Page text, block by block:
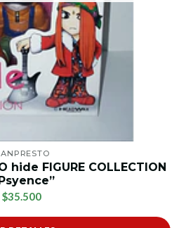
hide FIGURE COLLECTION
$35.500